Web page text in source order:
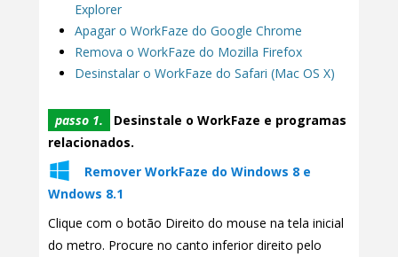
Explorer
Apagar o WorkFaze do Google Chrome
Remova o WorkFaze do Mozilla Firefox
Desinstalar o WorkFaze do Safari (Mac OS X)
passo 1.
Desinstale o WorkFaze e programas
relacionados.
Remover WorkFaze do Windows 8 e
Wndows 8.1
Clique com o botão Direito do mouse na tela inicial
do metro. Procure no canto inferior direito pelo